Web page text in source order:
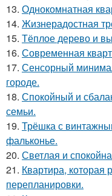
13. Однокомнатная
14. Жизнерадостная
15. Тёплое дерево и
16. Современная
17. Сенсорный
городе.
18. Спокойный и
семьи.
19. Трёшка с
фальконье.
20. Светлая и
21. Квартира, которая
перепланировки.